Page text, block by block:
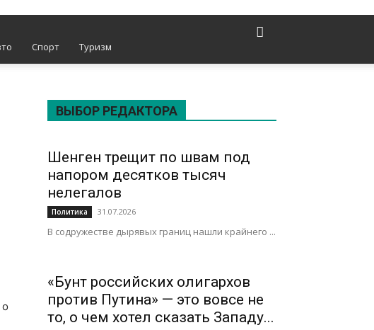
Спорт Туризм
ВЫБОР РЕДАКТОРА
Шенген трещит по швам под
напором десятков тысяч
нелегалов
Политика 31.07.2026
В содружестве дырявых границ нашли крайнего ...
«Бунт российских олигархов
против Путина» — это вовсе не
то, о чем хотел сказать Западу...